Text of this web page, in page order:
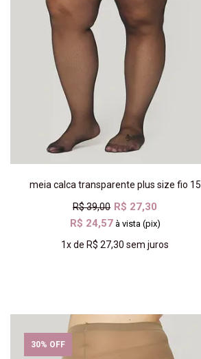
meia calca transparente plus size fio 15
R$ 39,00 R$ 27,30
R$ 24,57 à vista (pix)
1xdeR$ 27,30 sem juros
30% OFF